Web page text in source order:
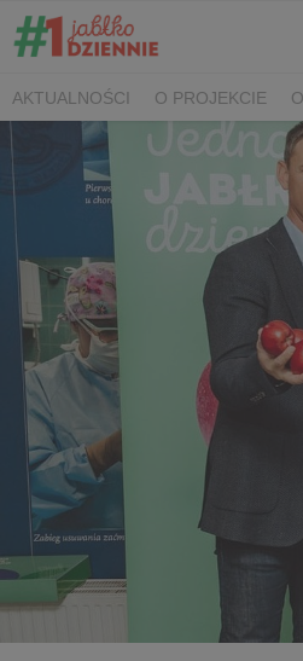
AKTUALNOŚCI O PROJEKCIE
SPOTKANIA PRASOWE
KONTAKT